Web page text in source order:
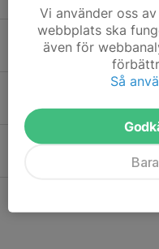
Träning söndag
14 maj, 07:24 0
Träningspremiär
3 maj, 16:47 0
Pojkar födda -19
0
Vi använder oss
webbplats ska
även för
Så